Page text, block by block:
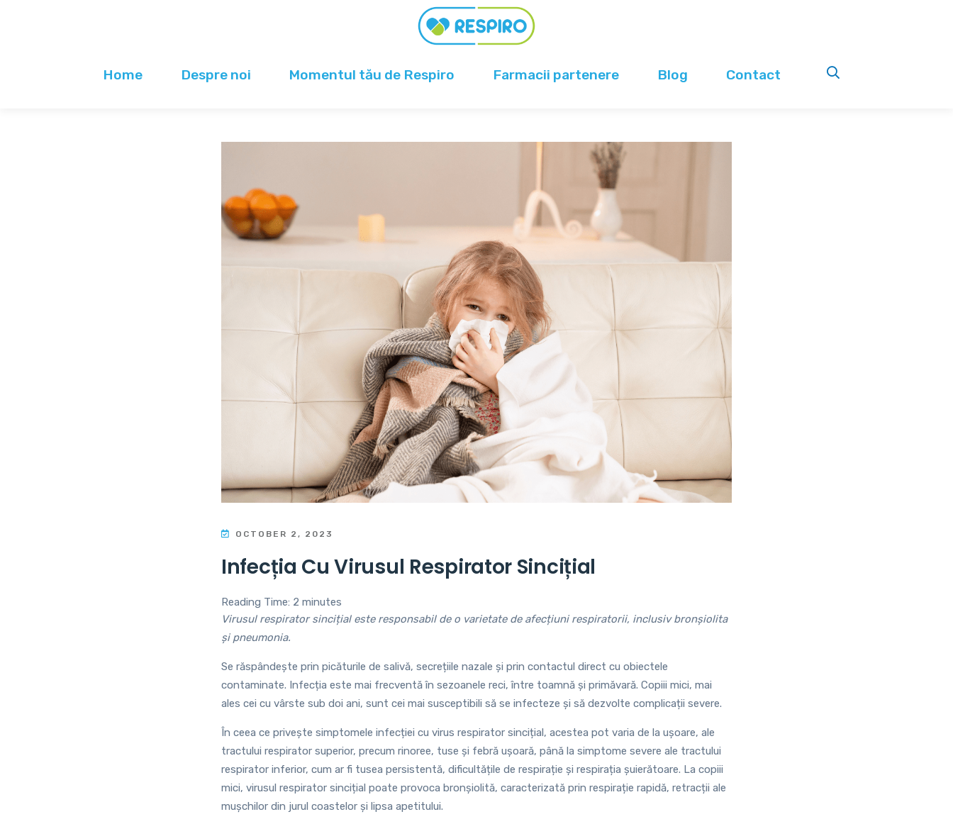
Home Despre noi Momentul tău de Respiro Farmacii partenere Blog Contact
OCTOBER 2, 2023
Infecția Cu Virusul Respirator Sincițial
Reading Time: 2 minutes
Virusul respirator sincițial este responsabil de o varietate de afecțiuni respiratorii, inclusiv bronșiolita
și pneumonia.
Se răspândește prin picăturile de salivă, secrețiile nazale și prin contactul direct cu obiectele
contaminate. Infecția este mai frecventă în sezoanele reci, între toamnă și primăvară. Copiii mici, mai
ales cei cu vârste sub doi ani, sunt cei mai susceptibili să se infecteze și să dezvolte complicații severe.
În ceea ce privește simptomele infecției cu virus respirator sincițial, acestea pot varia de la ușoare, ale
tractului respirator superior, precum rinoree, tuse și febră ușoară, până la simptome severe ale tractului
respirator inferior, cum ar fi tusea persistentă, dificultățile de respirație și respirația șuierătoare. La copiii
mici, virusul respirator sincițial poate provoca bronșiolită, caracterizată prin respirație rapidă, retracții ale
mușchilor din jurul coastelor și lipsa apetitului.